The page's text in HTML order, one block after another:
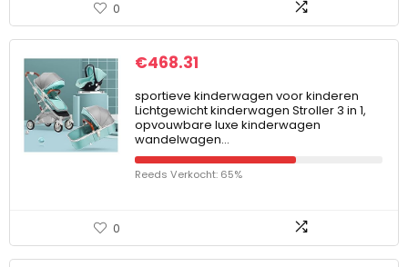
0
€468.31
sportieve kinderwagen voor kinderen
Lichtgewicht kinderwagen Stroller 3 in 1,
opvouwbare luxe kinderwagen
wandelwagen…
Reeds Verkocht: 65%
0